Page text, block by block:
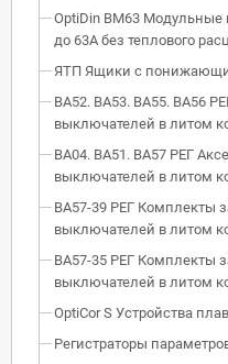
OptiDin BM63
до 63А без теплового
ЯТП Ящики с
ВА52. ВА53. ВА55. ВА56
выключателей в литом
ВА04. ВА51. ВА57 РЕГ
выключателей в литом
ВА57-39 РЕГ Комплекты
выключателей в литом
ВА57-35 РЕГ Комплекты
выключателей в литом
OptiCor S Устройства
Регистраторы